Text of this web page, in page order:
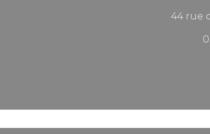
44 rue